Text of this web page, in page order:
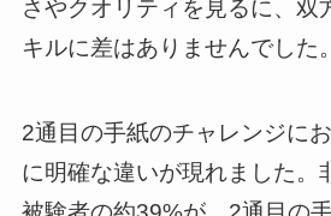
さやクオリティを見るに、双
キルに差はありませんでした。
2通目の手紙のチャレンジに
に明確な違いが現れました。